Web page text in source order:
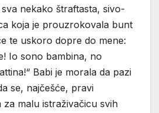
nekako štraftasta, sivo-
koja je prouzrokovala bunt
te uskoro dopre do mene:
Io sono bambina, no
Babi je morala da pazi
se, najčešće, pravi
za malu istraživačicu svih